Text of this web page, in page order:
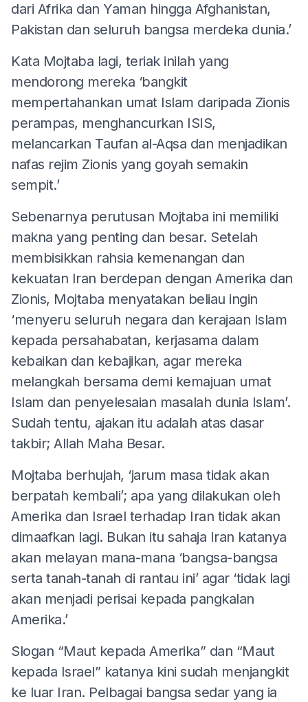
dari Afrika dan Yaman hingga Afghanistan,
Pakistan dan seluruh bangsa merdeka dunia.’
Kata Mojtaba lagi, teriak inilah yang
mendorong mereka ‘bangkit
mempertahankan umat Islam daripada Zionis
perampas, menghancurkan ISIS,
melancarkan Taufan al-Aqsa dan menjadikan
nafas rejim Zionis yang goyah semakin
sempit.’
Sebenarnya perutusan Mojtaba ini memiliki
makna yang penting dan besar. Setelah
membisikkan rahsia kemenangan dan
kekuatan Iran berdepan dengan Amerika dan
Zionis, Mojtaba menyatakan beliau ingin
‘menyeru seluruh negara dan kerajaan Islam
kepada persahabatan, kerjasama dalam
kebaikan dan kebajikan, agar mereka
melangkah bersama demi kemajuan umat
Islam dan penyelesaian masalah dunia Islam’.
Sudah tentu, ajakan itu adalah atas dasar
takbir; Allah Maha Besar.
Mojtaba berhujah, ‘jarum masa tidak akan
berpatah kembali’; apa yang dilakukan oleh
Amerika dan Israel terhadap Iran tidak akan
dimaafkan lagi. Bukan itu sahaja Iran katanya
akan melayan mana-mana ‘bangsa-bangsa
serta tanah-tanah di rantau ini’ agar ‘tidak lagi
akan menjadi perisai kepada pangkalan
Amerika.’
Slogan “Maut kepada Amerika” dan “Maut
kepada Israel” katanya kini sudah menjangkit
ke luar Iran. Pelbagai bangsa sedar yang ia